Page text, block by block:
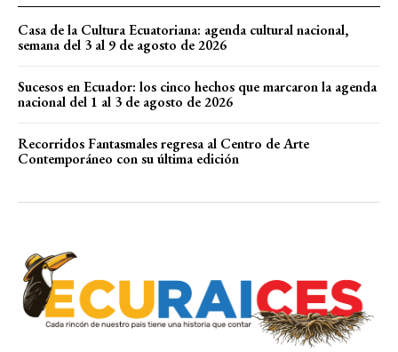
Casa de la Cultura Ecuatoriana: agenda cultural nacional,
semana del 3 al 9 de agosto de 2026
Sucesos en Ecuador: los cinco hechos que marcaron la agenda
nacional del 1 al 3 de agosto de 2026
Recorridos Fantasmales regresa al Centro de Arte
Contemporáneo con su última edición